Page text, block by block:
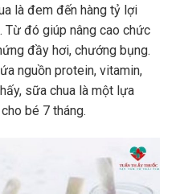
là đem đến hàng tỷ lợi
Từ đó giúp nâng cao chức
đầy hơi, chướng bụng.
nguồn protein, vitamin,
sữa chua là một lựa
bé 7 tháng.